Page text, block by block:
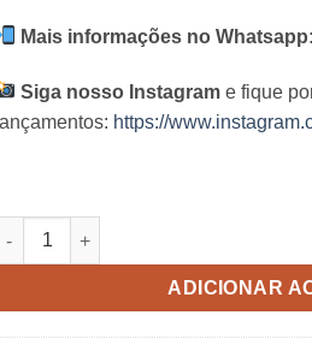
Mais informações no Whatsapp:
Siga nosso Instagram e fique
lançamentos: https://
Boia Colchão Neon Intex quantidade
ADICIONAR